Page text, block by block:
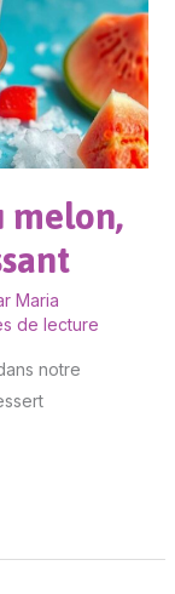
melon,
Maria
de lecture
notre